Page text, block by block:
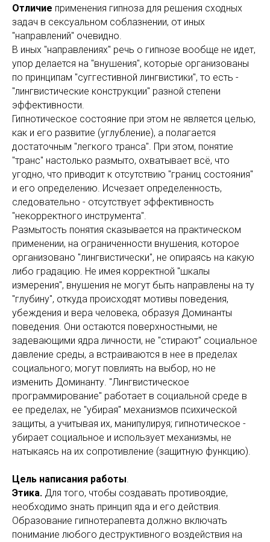
Отличие применения гипноза для решения сходных
задач в сексуальном соблазнении, от иных
"направлений" очевидно.
В иных "направлениях" речь о гипнозе вообще не идет,
упор делается на "внушения", которые организованы
по принципам "суггестивной лингвистики", то есть -
"лингвистические конструкции" разной степени
эффективности.
Гипнотическое состояние при этом не является целью,
как и его развитие (углубление), а полагается
достаточным "легкого транса". При этом, понятие
"транс" настолько размыто, охватывает всё, что
угодно, что приводит к отсутствию "границ состояния"
и его определению. Исчезает определенность,
следовательно - отсутствует эффективность
"некорректного инструмента".
Размытость понятия сказывается на практическом
применении, на ограниченности внушения, которое
организовано "лингвистически", не опираясь на какую
либо градацию. Не имея корректной "шкалы
измерения", внушения не могут быть направлены на ту
"глубину", откуда происходят мотивы поведения,
убеждения и вера человека, образуя Доминанты
поведения. Они остаются поверхностными, не
задевающими ядра личности, не "стирают" социальное
давление среды, а встраиваются в нее в пределах
социального; могут повлиять на выбор, но не
изменить Доминанту. "Лингвистическое
программирование" работает в социальной среде в
ее пределах, не "убирая" механизмов психической
защиты, а учитывая их, манипулируя; гипнотическое -
убирает социальное и использует механизмы, не
натыкаясь на их сопротивление (защитную функцию).
Цель написания работы.
Этика. Для того, чтобы создавать противоядие,
необходимо знать принцип яда и его действия.
Образование гипнотерапевта должно включать
понимание любого деструктивного воздействия на